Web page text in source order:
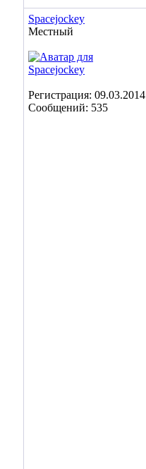
Spacejockey
Местный
Регистрация: 09.03.2014
Сообщений: 535